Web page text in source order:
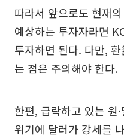
따라서 앞으로도 현재
예상하는 투자자라면
투자하면 된다. 다만,
는 점은 주의해야 한다.
한편, 급락하고 있는 원
위기에 달러가 강세를